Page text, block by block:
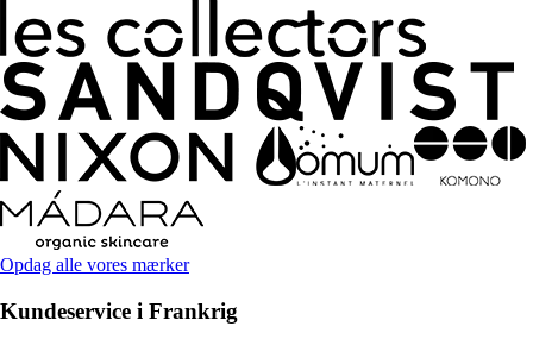
Opdag alle vores mærker
Kundeservice i Frankrig